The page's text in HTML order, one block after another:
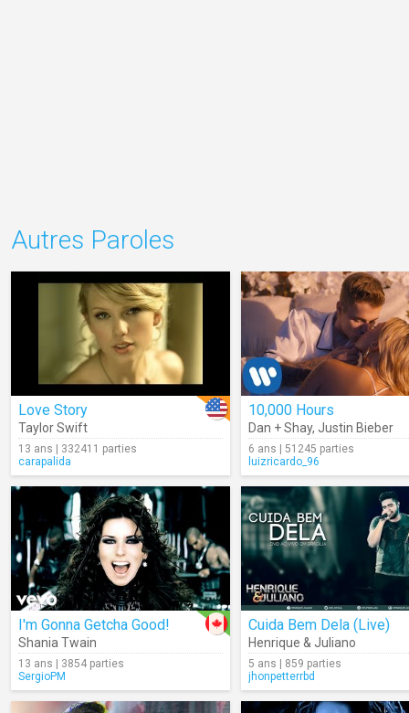
Autres Paroles
Love Story
Taylor Swift
13 ans | 332411 parties
carapalida
10,000 Hours
Dan + Shay, Justin Bieber
6 ans | 51245 parties
luizricardo_96
I'm Gonna Getcha Good!
Shania Twain
13 ans | 3854 parties
SergioPM
Cuida Bem Dela (Live)
Henrique & Juliano
5 ans | 859 parties
jhonpetterrbd